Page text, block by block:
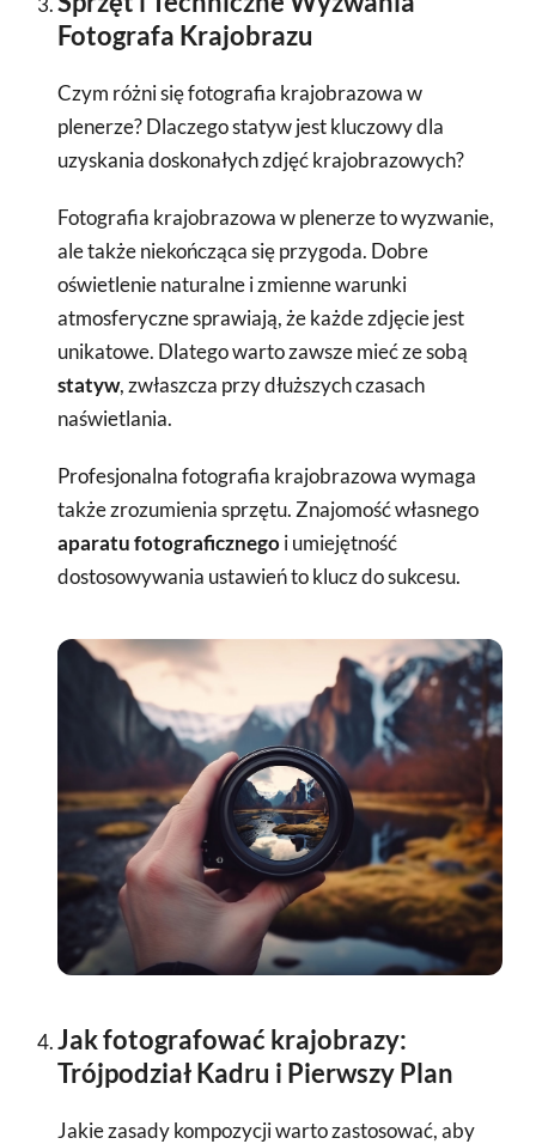
Fotografa Krajobrazu
Czym różni się fotografia krajobrazowa w
plenerze? Dlaczego statyw jest kluczowy dla
uzyskania doskonałych zdjęć krajobrazowych?
Fotografia krajobrazowa w plenerze to wyzwanie,
ale także niekończąca się przygoda. Dobre
oświetlenie naturalne i zmienne warunki
atmosferyczne sprawiają, że każde zdjęcie jest
unikatowe. Dlatego warto zawsze mieć ze sobą
statyw, zwłaszcza przy dłuższych czasach
naświetlania.
Profesjonalna fotografia krajobrazowa wymaga
także zrozumienia sprzętu. Znajomość własnego
aparatu fotograficznegoi umiejętność
dostosowywania ustawień to klucz do sukcesu.
Jak fotografować krajobrazy:
Trójpodział Kadru i Pierwszy Plan
Jakie zasady kompozycji warto zastosować, aby